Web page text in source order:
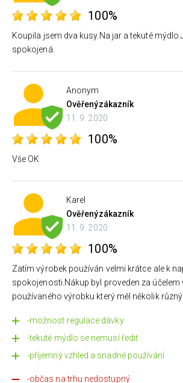
100%
Koupila jsem dva kusy.Na jar a tekuté
spokojená.
Anonym
Ověřenýzákazník
11. 9. 2020
100%
Vše OK
Karel
Ověřenýzákazník
11. 9. 2020
100%
Zatím výrobek používán velmi krátce ale k
spokojenosti.Nákup byl proveden za
používaného výrobku který měl několik
-možnost regulace dávky
-tekuté mýdlo se nemusí ředit
-příjemný vzhled a snadné používání
-občas na trhu nedostupný